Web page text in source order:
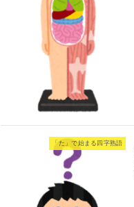
「た」で始まる四字熟語